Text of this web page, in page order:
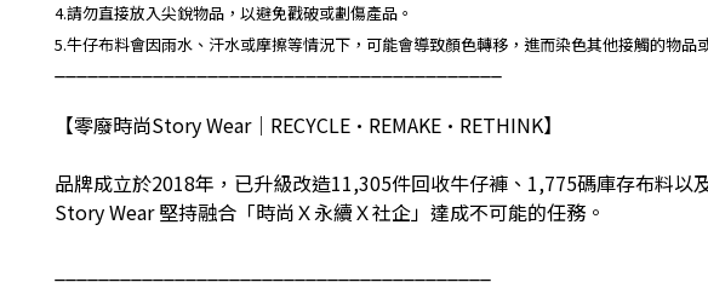
4.請勿直接放入尖銳物品，以避免戳破或劃傷產品。
5.牛仔布料會因雨水、汗水或摩擦等情況下，可能會導致顏色轉移，進而染色其他接觸的物品
【零廢時尚Story Wear｜ RECYCLE•REMAKE•RETHINK】
品牌成立於2018年，已升級改造11,305件回收牛仔褲、 1,775碼庫存布料以
Story Wear堅持融合「時尚Ｘ永續Ｘ社企」達成不可能的任務。